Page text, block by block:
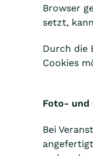
Browser
setzt,
Durch die
Cookies
Foto- und
Bei